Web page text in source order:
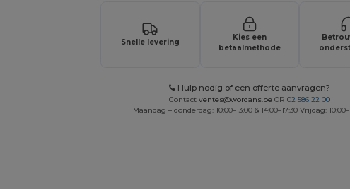
Snelle levering
Kies een
betaalmethode
Hulp nodig of een offerte aanvragen?
Contact ventes@wordans.be OR 02 586 22 00
Maandag – donderdag: 10:00–13:00 & 14:00–17:30 Vrijdag: